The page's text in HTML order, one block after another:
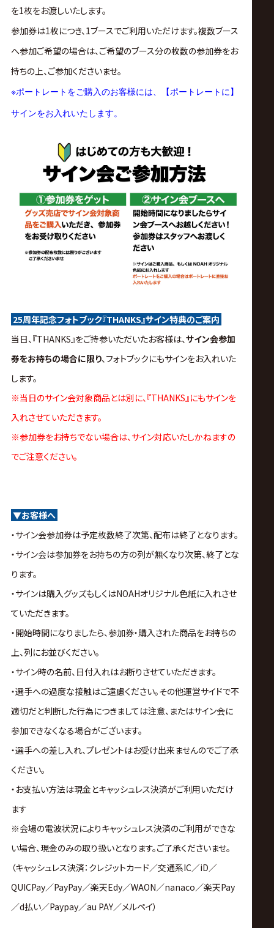
を1枚をお渡しいたします。
参加券は1枚につき、1ブースでご利用いただけます。複数ブース
へ参加ご希望の場合は、ご希望のブース分の枚数の参加券をお
持ちの上、ご参加くださいませ。
※ポートレートをご購入のお客様には、【ポートレートに】
サインをお入れいたします。
25周年記念フォトブック『THANKS』サイン特典のご案内
当日、『THANKS』をご持参いただいたお客様は、サイン会参加
券をお持ちの場合に限り、フォトブックにもサインをお入れいた
します。
※当日のサイン会対象商品とは別に、『THANKS』にもサインを
入れさせていただきます。
※参加券をお持ちでない場合は、サイン対応いたしかねますの
でご注意ください。
▼お客様へ
・サイン会参加券は予定枚数終了次第、配布は終了となります。
・サイン会は参加券をお持ちの方の列が無くなり次第、終了とな
ります。
・サインは購入グッズもしくはNOAHオリジナル色紙に入れさせ
ていただきます。
・開始時間になりましたら、参加券・購入された商品をお持ちの
上、列にお並びください。
・サイン時の名前、日付入れはお断りさせていただきます。
・選手への過度な接触はご遠慮ください。その他運営サイドで不
適切だと判断した行為につきましては注意、またはサイン会に
参加できなくなる場合がございます。
・選手への差し入れ、プレゼントはお受け出来ませんのでご了承
ください。
・お支払い方法は現金とキャッシュレス決済がご利用いただけ
ます
※会場の電波状況によりキャッシュレス決済のご利用ができな
い場合、現金のみの取り扱いとなります。ご了承くださいませ。
（キャッシュレス決済：クレジットカード／交通系IC／iD／
QUICPay／PayPay／楽天Edy／WAON／nanaco／楽天Pay
／d払い／Paypay／au PAY／メルペイ）